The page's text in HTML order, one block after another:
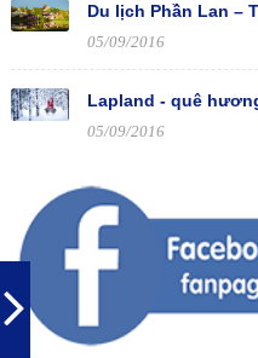
Du lịch Phần Lan –
05/09/2016
Lapland - quê
05/09/2016